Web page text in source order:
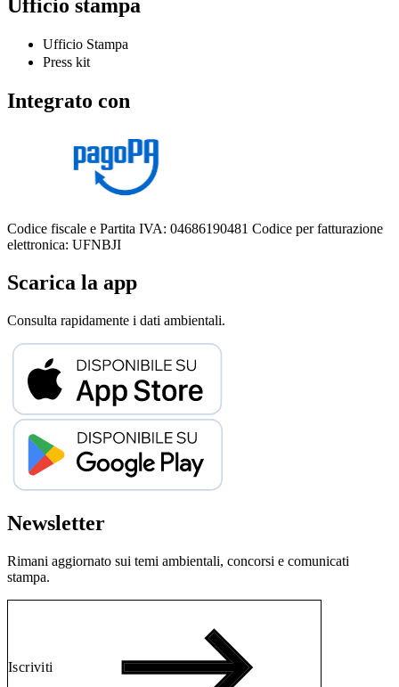
Ufficio stampa
Ufficio Stampa
Press kit
Integrato con
Codice fiscale e Partita IVA: 04686190481 Codice per fatturazione
elettronica: UFNBJI
Scarica la app
Consulta rapidamente i dati ambientali.
Newsletter
Rimani aggiornato sui temi ambientali, concorsi e comunicati
stampa.
Iscriviti